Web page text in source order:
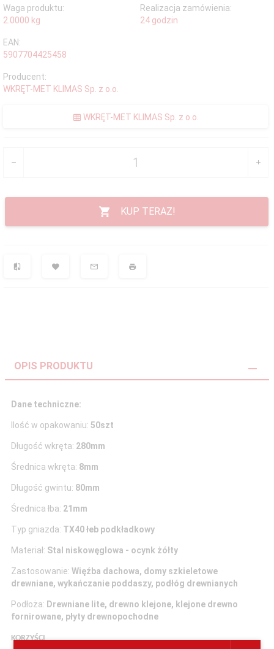
Waga produktu:
2.0000 kg
Realizacja zamówienia:
24 godzin
EAN:
5907704425458
Producent:
WKRĘT-MET KLIMAS Sp. z o.o.
WKRĘT-MET KLIMAS Sp. z o.o.
KUP TERAZ!
OPIS PRODUKTU
Dane techniczne:
Ilość w opakowaniu: 50szt
Długość wkręta: 280mm
Średnica wkręta: 8mm
Długość gwintu: 80mm
Średnica łba: 21mm
Typ gniazda: TX40 łeb podkładkowy
Materiał: Stal niskowęglowa - ocynk żółty
Zastosowanie: Więźba dachowa, domy szkieletowe
drewniane, wykańczanie poddaszy, podłóg drewnianych
Podłoża: Drewniane lite, drewno klejone, klejone drewno
fornirowane, płyty drewnopochodne
KORZYŚCI